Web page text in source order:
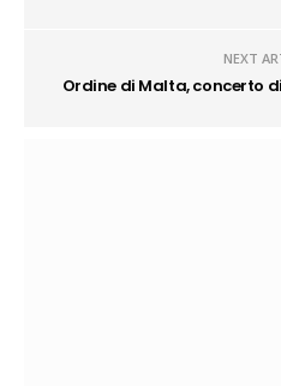
NEXT
Ordine di Malta, concerto